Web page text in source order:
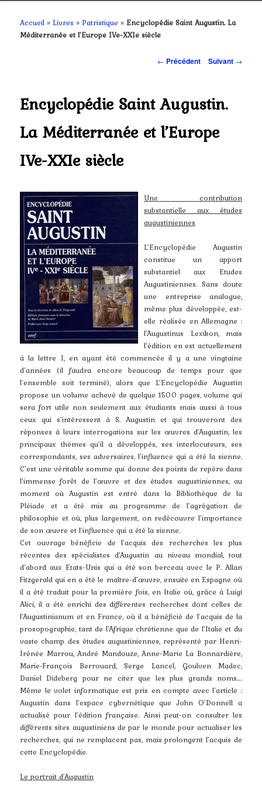
contenu
Accueil » Livres »Patristique » Encyclopédie Saint Augustin. La
Méditerranée et l’Europe IVe-XXIe siècle
Navigation
← Précédent Suivant →
Encyclopédie Saint Augustin.
La Méditerranée et l’Europe
IVe-XXIe siècle
Une contribution
substantielle aux études
augustiniennes
L’Encyclopédie Augustin
constitue un apport
substantiel aux Etudes
Augustiniennes. Sans doute
une entreprise analogue,
même plus développée, est-
elle réalisée en Allemagne :
l’Augustinus Lexikon, mais
l’édition en est actuellement
à la lettre I, en ayant été commencée il y a une vingtaine
d’années (il faudra encore beaucoup de temps pour que
l’ensemble soit terminé), alors que L’Encyclopédie Augustin
propose un volume achevé de quelque 1500 pages, volume qui
sera fort utile non seulement aux étudiants mais aussi à tous
ceux qui s’intéressent à S. Augustin et qui trouveront des
réponses à leurs interrogations sur les œuvres d’Augustin, les
principaux thèmes qu’il a développés, ses interlocuteurs, ses
correspondants, ses adversaires, l’influence qui a été la sienne.
C’est une véritable somme qui donne des points de repère dans
l’immense forêt de l’œuvre et des études augustiniennes, au
moment où Augustin est entré dans la Bibliothèque de la
Pléiade et a été mis au programme de l’agrégation de
philosophie et où, plus largement, on redécouvre l’importance
de son œuvre et l’influence qui a été la sienne.
Cet ouvrage bénéficie de l’acquis des recherches les plus
récentes des spécialistes d’Augustin au niveau mondial, tout
d’abord aux Etats-Unis qui a été son berceau avec le P. Allan
Fitzgerald qui en a été le maître-d’œuvre, ensuite en Espagne où
il a été traduit pour la première fois, en Italie où, grâce à Luigi
Alici, il a été enrichi des différentes recherches dont celles de
l’Augustinianum et en France, où il a bénéficié de l’acquis de la
prosopographie, tant de l’Afrique chrétienne que de l’Italie et du
vaste champ des études augustiniennes, représenté par Henri-
Irénée Marrou, André Mandouze, Anne-Marie La Bonnardière,
Marie-François Berrouard, Serge Lancel, Goulven Madec,
Daniel Dideberg pour ne citer que les plus grands noms….
Même le volet informatique est pris en compte avec l’article :
Augustin dans l’espace cybernétique que John O’Donnell a
actualisé pour l’édition française. Ainsi peut-on consulter les
différents sites augustiniens de par le monde pour actualiser les
recherches, qui ne remplacent pas, mais prolongent l’acquis de
cette Encyclopédie.
Le portrait d’Augustin